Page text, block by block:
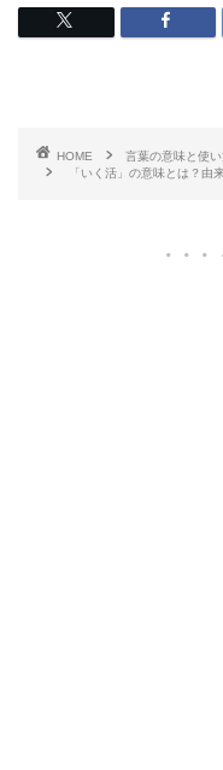
HOME
言葉の意味と使
「いく活」の意味とは？由